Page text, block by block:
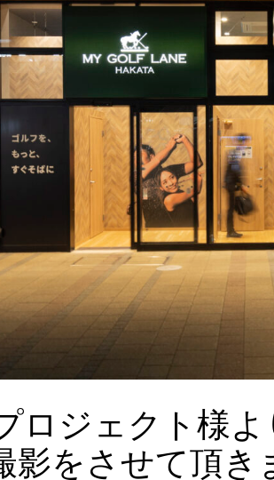
ロジェクト様
影をさせて頂き